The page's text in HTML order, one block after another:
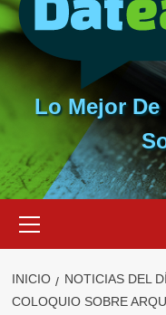
Lo Mejor
primario
INICIO NOTICIAS DEL
COLOQUIO SOBRE